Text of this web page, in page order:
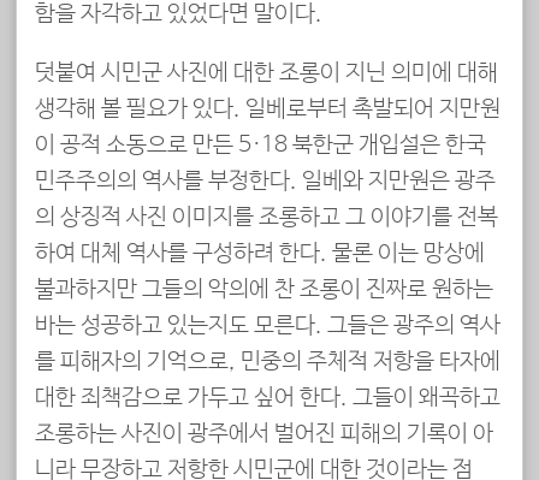
함을 자각하고 있었다면 말이다.
덧붙여 시민군 사진에 대한 조롱이 지닌 의미에 대해
생각해 볼 필요가 있다. 일베로부터 촉발되어 지만원
이 공적 소동으로 만든 5·18 북한군 개입설은 한국
민주주의의 역사를 부정한다. 일베와 지만원은 광주
의 상징적 사진 이미지를 조롱하고 그 이야기를 전복
하여 대체 역사를 구성하려 한다. 물론 이는 망상에
불과하지만 그들의 악의에 찬 조롱이 진짜로 원하는
바는 성공하고 있는지도 모른다. 그들은 광주의 역사
를 피해자의 기억으로, 민중의 주체적 저항을 타자에
대한 죄책감으로 가두고 싶어 한다. 그들이 왜곡하고
조롱하는 사진이 광주에서 벌어진 피해의 기록이 아
니라 무장하고 저항한 시민군에 대한 것이라는 점